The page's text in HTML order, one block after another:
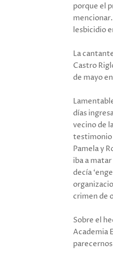
porque el
lesbicidio
La
Castro
de mayo
días
vecino de
testimonio
Pamela y
iba a
decía
crimen de
Sobre el
Academia